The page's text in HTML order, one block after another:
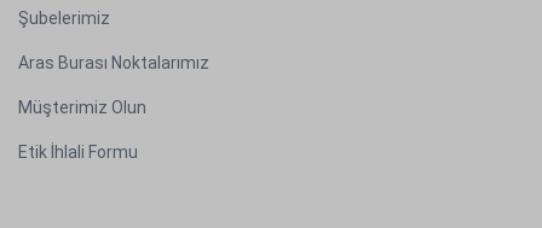
Şubelerimiz
Aras Burası Noktalarımız
Müşterimiz Olun
Etik İhlali Formu